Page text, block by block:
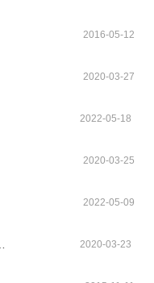
2016-05-12
2020-03-27
2022-05-18
2020-03-25
2022-05-09
2020-03-23